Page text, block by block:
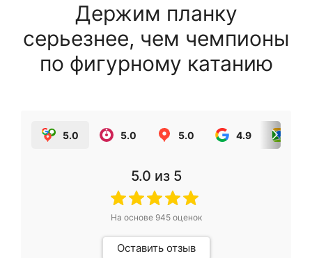
Держим планку
серьезнее, чем чемпионы
по фигурному катанию
5.0 5.0 5.0 4.9
5.0 из 5
На основе 945оценок
Оставить отзыв